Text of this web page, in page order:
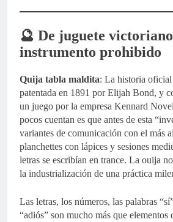
🔮 De juguete
instrumento prohibido
Quija tabla maldita: La historia
patentada en 1891 por Elijah Bond, y
un juego por la empresa Kennard
pocos cuentan es que antes de esta
variantes de comunicación con el más
planchettes con lápices y sesiones
letras se escribían en trance. La ouija
la industrialización de una práctica
Las letras, los números, las palabras
“adiós” son mucho más que elementos